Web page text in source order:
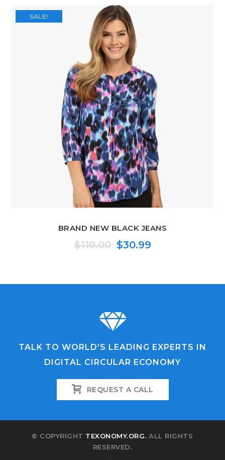
SALE!
BRAND NEW BLACK JEANS
$110.00 $30.99
TALK TO WORLD'S LEADING EXPERTS IN
DIGITAL CIRCULAR ECONOMY
REQUEST A CALL
© COPYRIGHT TEXONOMY.ORG. ALL RIGHTS
RESERVED.